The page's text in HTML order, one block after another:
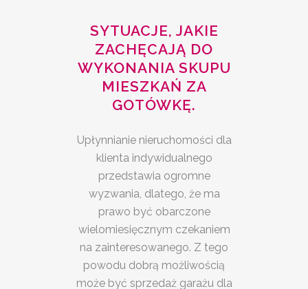
SYTUACJE, JAKIE
ZACHĘCAJĄ DO
WYKONANIA SKUPU
MIESZKAŃ ZA
GOTÓWKĘ.
Upłynnianie nieruchomości dla
klienta indywidualnego
przedstawia ogromne
wyzwania, dlatego, że ma
prawo być obarczone
wielomiesięcznym czekaniem
na zainteresowanego. Z tego
powodu dobrą możliwością
może być sprzedaż garażu dla